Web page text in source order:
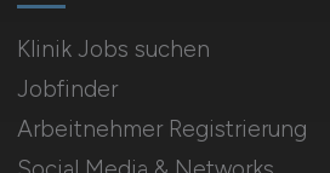
Klinik Jobs suchen
Jobfinder
Arbeitnehmer Registrierung